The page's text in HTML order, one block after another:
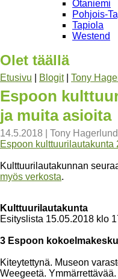
Otaniemi
Pohjois-
Tapiola
Westend
Olet täällä
Etusivu Blogit| Tony
Espoon
ja muita asioita
14.5.2018
Tony Hagerlund
Espoon kulttuurilautakunta
Kulttuurilautakunnan
myös verkosta.
Kulttuurilautakunta
Esityslista 15.05.2018 klo
3 Espoon
Kiteytettynä. Museon
Weegeetä. Ymmärrettävää.